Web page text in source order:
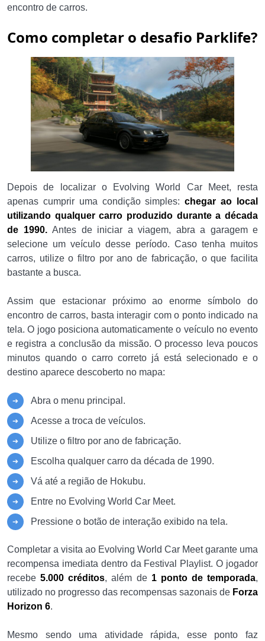
encontro de carros.
Como completar o desafio Parklife?
Depois de localizar o Evolving World Car Meet, resta
apenas cumprir uma condição simples:chegar ao local
utilizando qualquer carro produzido durante a década
de 1990. Antes de iniciar a viagem, abra a garagem e
selecione um veículo desse período. Caso tenha muitos
carros, utilize o filtro por ano de fabricação, o que facilita
bastante a busca.
Assim que estacionar próximo ao enorme símbolo do
encontro de carros, basta interagir com o ponto indicado na
tela. O jogo posiciona automaticamente o veículo no evento
e registra a conclusão da missão. O processo leva poucos
minutos quando o carro correto já está selecionado e o
destino aparece descoberto no mapa:
Abra o menu principal.
Acesse a troca de veículos.
Utilize o filtro por ano de fabricação.
Escolha qualquer carro da década de 1990.
Vá até a região de Hokubu.
Entre no Evolving World Car Meet.
Pressione o botão de interação exibido na tela.
Completar a visita ao Evolving World Car Meet garante uma
recompensa imediata dentro da Festival Playlist. O jogador
recebe5.000 créditos, além de 1 ponto de temporada,
utilizado no progresso das recompensas sazonais de Forza
Horizon 6.
Mesmo sendo uma atividade rápida, esse ponto faz